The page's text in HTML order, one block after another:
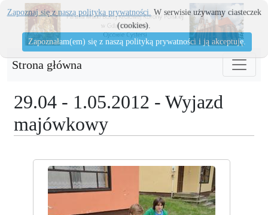
Strona główna
29.04 - 1.05.2012 - Wyjazd
majówkowy
Zapoznaj się z naszą polityka prywatności. W serwisie używamy ciasteczek
(cookies).
Zapoznałam(em) się z naszą polityką prywatności i ją akceptuję.